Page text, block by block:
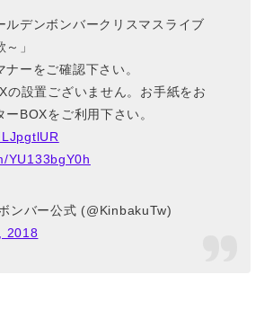
ルデンボンバークリスマスライブ
」
ーをご確認下さい。
の設置ございません。お手紙をお
BOXをご利用下さい。
YU133bgY0h
ンバー公式 (@KinbakuTw)
2018